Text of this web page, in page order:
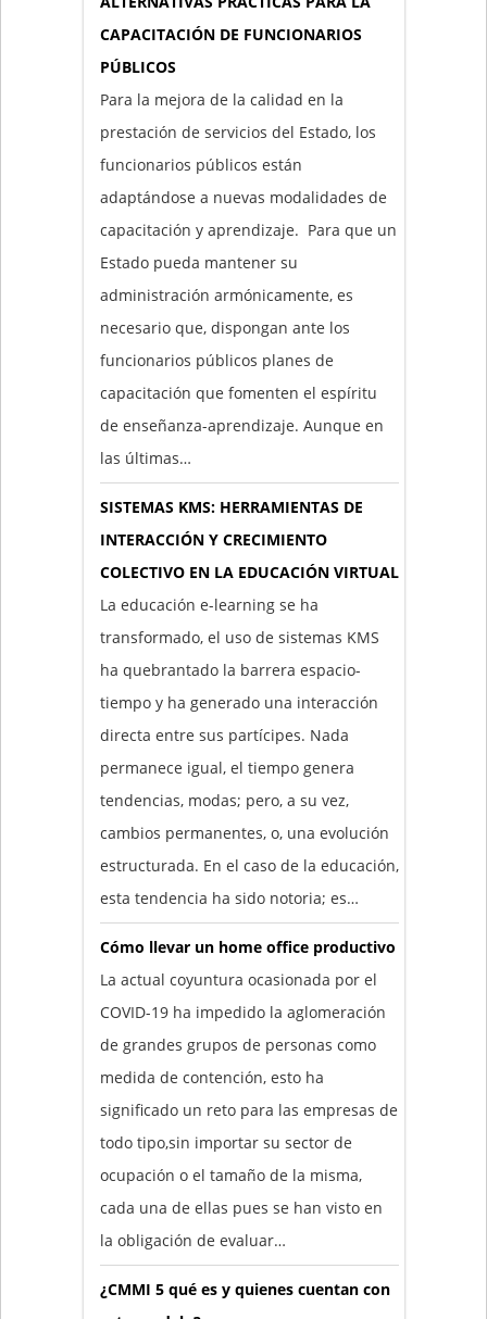
CAPACITACIÓN DE FUNCIONARIOS
PÚBLICOS
Para la mejora de la calidad en la
prestación de servicios del Estado, los
funcionarios públicos están
adaptándose a nuevas modalidades de
capacitación y aprendizaje. Para que un
Estado pueda mantener su
administración armónicamente, es
necesario que, dispongan ante los
funcionarios públicos planes de
capacitación que fomenten el espíritu
de enseñanza-aprendizaje. Aunque en
las últimas…
SISTEMAS KMS: HERRAMIENTAS DE
INTERACCIÓN Y CRECIMIENTO
COLECTIVO EN LA EDUCACIÓN VIRTUAL
La educación e-learning se ha
transformado, el uso de sistemas KMS
ha quebrantado la barrera espacio-
tiempo y ha generado una interacción
directa entre sus partícipes. Nada
permanece igual, el tiempo genera
tendencias, modas; pero, a su vez,
cambios permanentes, o, una evolución
estructurada. En el caso de la educación,
esta tendencia ha sido notoria; es…
Cómo llevar un home office productivo
La actual coyuntura ocasionada por el
COVID-19 ha impedido la aglomeración
de grandes grupos de personas como
medida de contención, esto ha
significado un reto para las empresas de
todo tipo,sin importar su sector de
ocupación o el tamaño de la misma,
cada una de ellas pues se han visto en
la obligación de evaluar…
¿CMMI 5 qué es y quienes cuentan con